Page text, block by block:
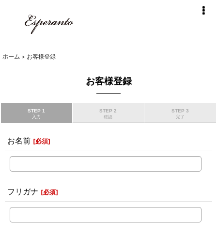
ホーム > お客様登録
お客様登録
STEP 1
入力
STEP 2
確認
STEP 3
完了
お名前 [必須]
フリガナ [必須]